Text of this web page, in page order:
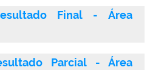
Final - Área
Parcial - Área